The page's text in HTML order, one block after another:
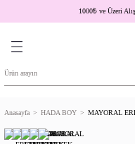
1000₺ve Üzeri
Anasayfa HADA BOY MAYORAL